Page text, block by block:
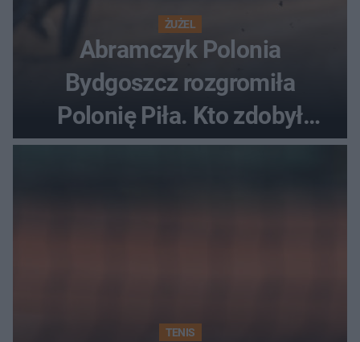
ŻUŻEL
Abramczyk Polonia
Bydgoszcz rozgromiła
Polonię Piła. Kto zdobył
najwięcej punktów?
TENIS